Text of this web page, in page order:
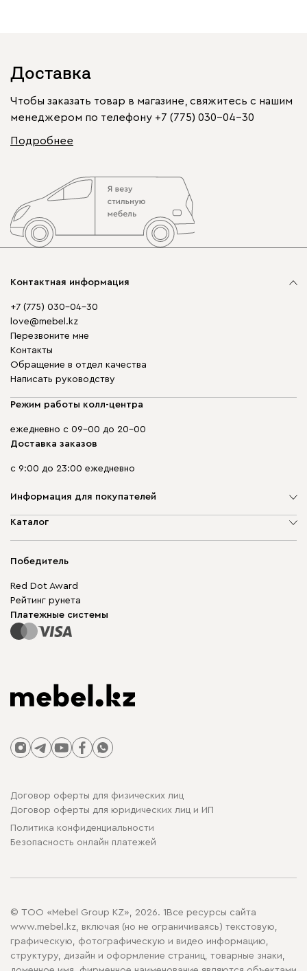
Доставка
Чтобы заказать товар в магазине, свяжитесь с нашим
менеджером по телефону +7 (775) 030-04-30
Подробнее
Контактная информация
+7 (775) 030-04-30
love@mebel.kz
Перезвоните мне
Контакты
Обращение в отдел качества
Написать руководству
Режим работы колл-центра
ежедневно с 09-00 до 20-00
Доставка заказов
с 9:00 до 23:00 ежедневно
Информация для покупателей
О компании
Гарантия
Для бизнеса
Карта сайта
Каталог
Корпусная мебель
Модульная мебель
Столы и стулья
Победитель
Red Dot Award
Рейтинг рунета
Платежные системы
Договор оферты для физических лиц
Договор оферты для юридических лиц и ИП
Политика конфиденциальности
Безопасность онлайн платежей
© ТОО «Mebel Group KZ», 2026. 1Все ресурсы сайта
www.mebel.kz, включая (но не ограничиваясь) текстовую,
графическую, фотографическую и видео информацию,
структуру, дизайн и оформление страниц, товарные знаки,